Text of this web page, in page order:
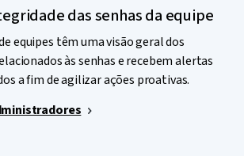
das senhas da equipe
equipes têm uma visão geral dos
às senhas e recebem alertas
a fim de agilizar ações proativas.